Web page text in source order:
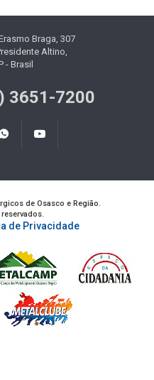
Braga, 307
Altino,
- Brasil
3651-7200
de Osasco e Região.
de Privacidade